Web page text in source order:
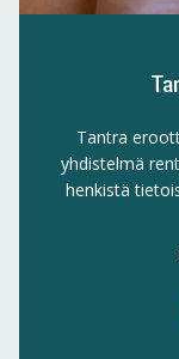
Tantra
yhdistelmä
henkistä